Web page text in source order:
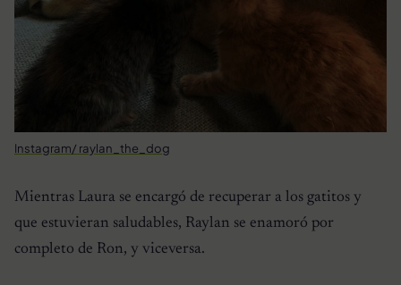
Instagram/ raylan_the_dog
Mientras Laura se encargó de recuperar a los gatitos y
que estuvieran saludables, Raylan se enamoró por
completo de Ron, y viceversa.